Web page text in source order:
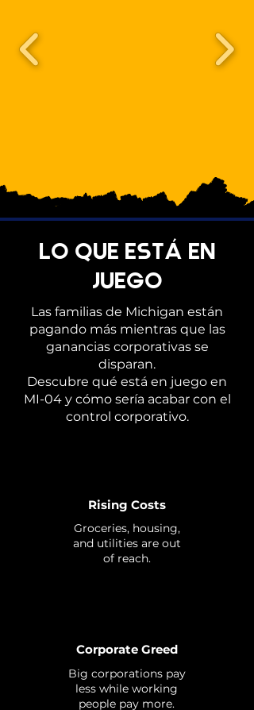
LO QUE ESTÁ EN
JUEGO
Las familias de Michigan están
pagando más mientras que las
ganancias corporativas se
disparan.
Descubre qué está en juego en
MI-04 y cómo sería acabar con el
control corporativo.
Rising Costs
Groceries, housing,
and utilities are out
of reach.
Corporate Greed
Big corporations pay
less while working
people pay more.